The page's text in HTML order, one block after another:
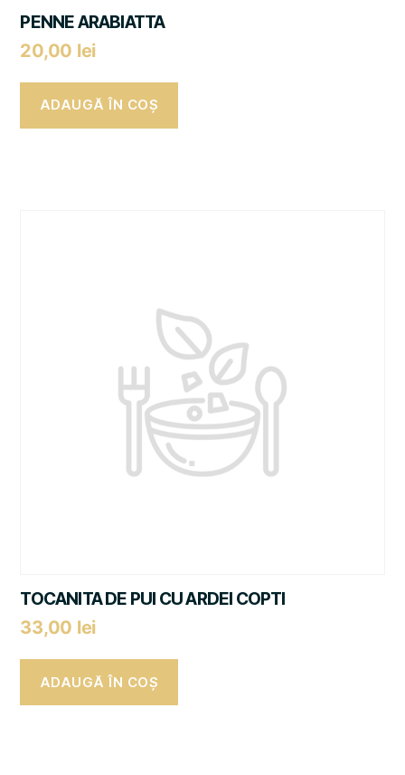
PENNE ARABIATTA
20,00 lei
ADAUGĂ ÎN COȘ
TOCANITA DE PUI CU ARDEI COPTI
33,00 lei
ADAUGĂ ÎN COȘ